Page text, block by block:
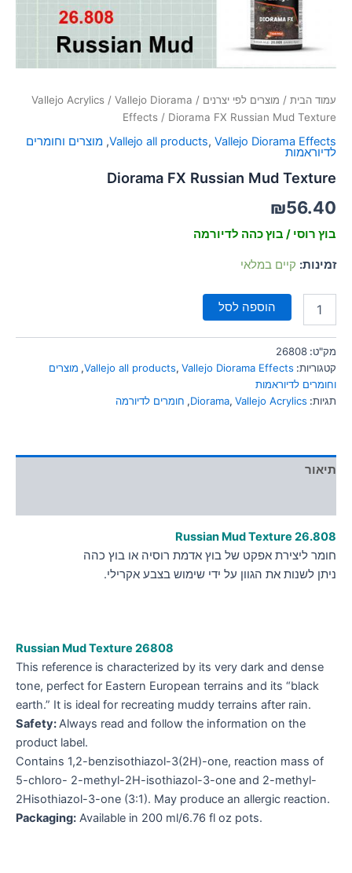
עמוד הבית / מוצרים לפי יצרנים /
Vallejo Acrylics / Vallejo Diorama
Effects / Diorama FX Russian Mud Texture
Vallejo all products, Vallejo Diorama Effects
, מוצרים וחומרים
לדיוראמות
Diorama FX Russian Mud Texture
₪56.40
בוץ רוסי / בוץ כהה לדיורמה
זמינות: קיים במלאי
הוספה לסל
מק"ט: 26808
קטגוריות:
Vallejo all products, Vallejo Diorama Effects
, מוצרים
וחומרים לדיוראמות
תגיות:
Diorama, Vallejo Acrylics
, חומרים לדיורמה
תיאור
Russian Mud Texture 26.808
חומר ליצירת אפקט של בוץ אדמת רוסיה או בוץ כהה
ניתן לשנות את הגוון על ידי שימוש בצבע אקרילי.
Russian Mud Texture 26808
This reference is characterized by its very dark and dense
tone, perfect for Eastern European terrains and its “black
earth.” It is ideal for recreating muddy terrains after rain.
Safety:Always read and follow the information on the
product label.
Contains 1,2-benzisothiazol-3(2H)-one, reaction mass of
5-chloro- 2-methyl-2H-isothiazol-3-one and 2-methyl-
2Hisothiazol-3-one (3:1). May produce an allergic reaction.
Packaging: Available in 200 ml/6.76 fl oz pots.